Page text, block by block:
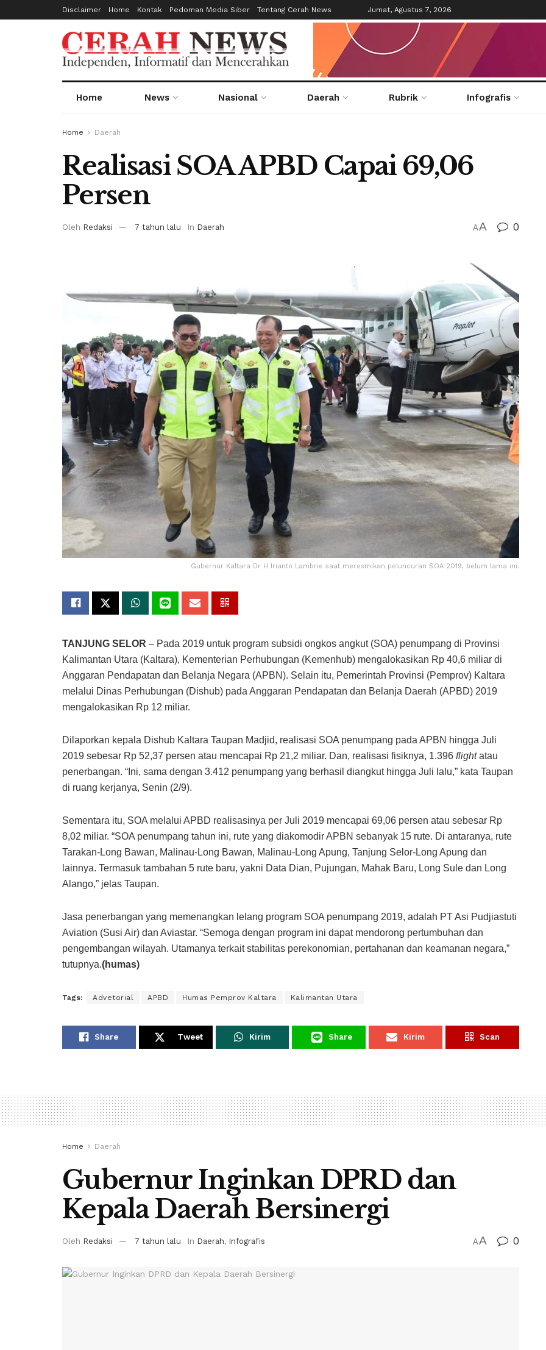
Disclaimer Home Kontak Pedoman Media Siber Tentang Cerah News Jumat, Agustus 7, 2026
Home News Nasional Daerah Rubrik Infografis
Home Daerah
Realisasi SOA APBD Capai 69,06
Persen
Oleh Redaksi 7 tahun lalu In Daerah AA 0
Gubernur Kaltara Dr H Irianto Lambrie saat meresmikan peluncuran SOA 2019, belum lama ini.
TANJUNG SELOR – Pada 2019 untuk program subsidi ongkos angkut (SOA) penumpang di Provinsi
Kalimantan Utara (Kaltara), Kementerian Perhubungan (Kemenhub) mengalokasikan Rp 40,6 miliar di
Anggaran Pendapatan dan Belanja Negara (APBN). Selain itu, Pemerintah Provinsi (Pemprov) Kaltara
melalui Dinas Perhubungan (Dishub) pada Anggaran Pendapatan dan Belanja Daerah (APBD) 2019
mengalokasikan Rp 12 miliar.
Dilaporkan kepala Dishub Kaltara Taupan Madjid, realisasi SOA penumpang pada APBN hingga Juli
2019 sebesar Rp 52,37 persen atau mencapai Rp 21,2 miliar. Dan, realisasi fisiknya, 1.396 flightatau
penerbangan. “Ini, sama dengan 3.412 penumpang yang berhasil diangkut hingga Juli lalu,” kata Taupan
di ruang kerjanya, Senin (2/9).
Sementara itu, SOA melalui APBD realisasinya per Juli 2019 mencapai 69,06 persen atau sebesar Rp
8,02 miliar. “SOA penumpang tahun ini, rute yang diakomodir APBN sebanyak 15 rute. Di antaranya, rute
Tarakan-Long Bawan, Malinau-Long Bawan, Malinau-Long Apung, Tanjung Selor-Long Apung dan
lainnya. Termasuk tambahan 5 rute baru, yakni Data Dian, Pujungan, Mahak Baru, Long Sule dan Long
Alango,” jelas Taupan.
Jasa penerbangan yang memenangkan lelang program SOA penumpang 2019, adalah PT Asi Pudjiastuti
Aviation (Susi Air) dan Aviastar. “Semoga dengan program ini dapat mendorong pertumbuhan dan
pengembangan wilayah. Utamanya terkait stabilitas perekonomian, pertahanan dan keamanan negara,”
tutupnya.(humas)
Tags: Advetorial APBD Humas Pemprov Kaltara Kalimantan Utara
Share Tweet Kirim Share Kirim Scan
Home Daerah
Gubernur Inginkan DPRD dan
Kepala Daerah Bersinergi
Oleh Redaksi 7 tahun lalu In Daerah, Infografis AA 0